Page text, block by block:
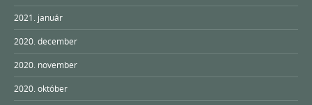
2021. január
2020. december
2020. november
2020. október